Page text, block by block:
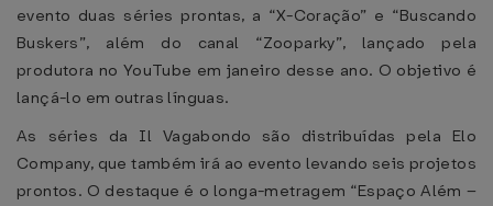
evento duas séries prontas, a “X-Coração” e “Buscando
Buskers”, além do canal “Zooparky”, lançado pela
produtora no YouTube em janeiro desse ano. O objetivo é
lançá-lo em outras línguas.
As séries da Il Vagabondo são distribuídas pela Elo
Company, que também irá ao evento levando seis projetos
prontos. O destaque é o longa-metragem “Espaço Além –